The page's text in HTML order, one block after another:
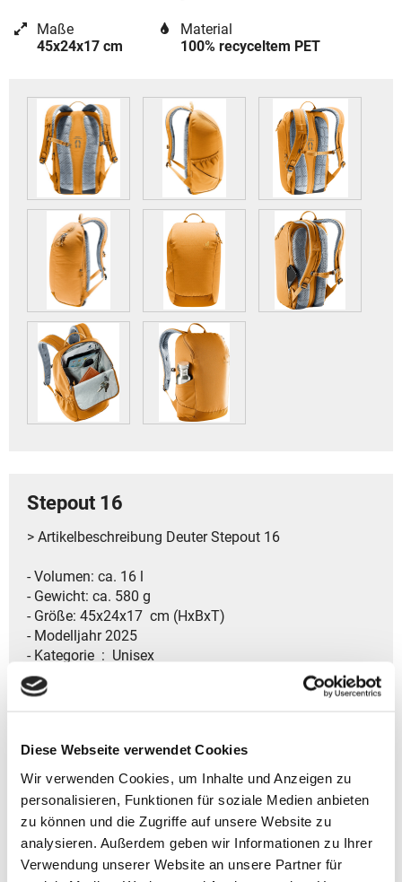
Diese Webseite verwendet Cookies
Wir verwenden Cookies, um Inhalte und Anzeigen zu
personalisieren, Funktionen für soziale Medien anbieten
zu können und die Zugriffe auf unsere Website zu
analysieren. Außerdem geben wir Informationen zu Ihrer
Verwendung unserer Website an unsere Partner für
Maße
45x24x17 cm
Material
100% recyceltem PET
Stepout 16
> Artikelbeschreibung Deuter Stepout 16
- Volumen: ca. 16 l
- Gewicht: ca. 580 g
- Größe: 45x24x17 cm (HxBxT)
- Modelljahr 2025
- Kategorie ‏ : ‎ Unisex
- Airstripes System für optimale Belüftung und hoher
- Sicherer Platz für wichtige Unterlagen
- Elastische Seitentaschen für zusätzliche Sachen
- Gepolsterte Schulterträger erhöhen den Tragekomfort
- Praktische schlüsselclip für eine sichere
Aufbewahrung der Schlüssel
- Innenfach zur sicheren deine Wertsachen vor
Diebstahl und Beschädigung